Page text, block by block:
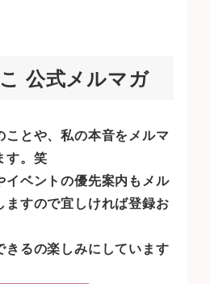
公式メルマガ
ことや、私の本音をメルマ
す。笑
イベントの優先案内もメル
ますので宜しければ登録お
きるの楽しみにしています